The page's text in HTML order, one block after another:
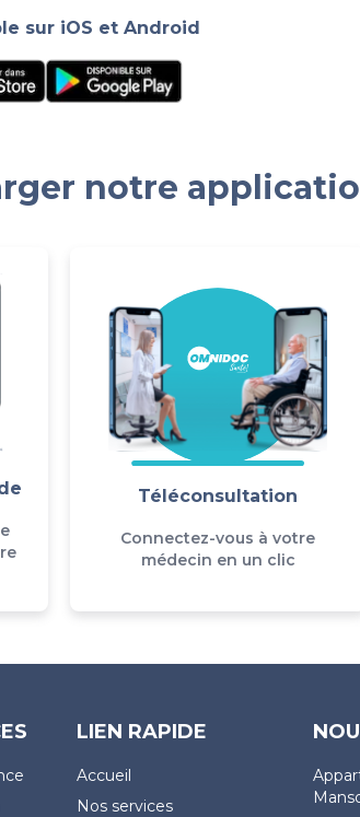
sur iOS et Android
notre
Téléconsultation
Connectez-vous à votre
médecin en un clic
LIEN RAPIDE
Accueil
Nos services